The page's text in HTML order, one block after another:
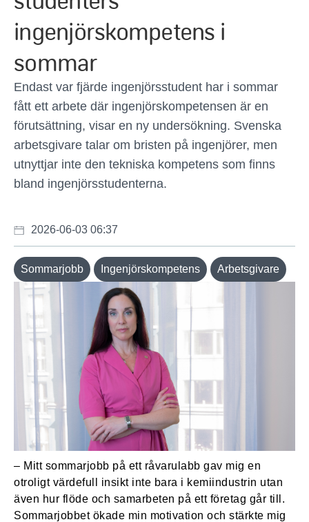
ingenjörskompetens i
sommar
Endast var fjärde ingenjörsstudent har i sommar
fått ett arbete där ingenjörskompetensen är en
förutsättning, visar en ny undersökning. Svenska
arbetsgivare talar om bristen på ingenjörer, men
utnyttjar inte den tekniska kompetens som finns
bland ingenjörsstudenterna.
2026-06-03 06:37
Sommarjobb Ingenjörskompetens Arbetsgivare
– Mitt sommarjobb på ett råvarulabb gav mig en
otroligt värdefull insikt inte bara i kemiindustrin utan
även hur flöde och samarbeten på ett företag går till.
Sommarjobbet ökade min motivation och stärkte mig